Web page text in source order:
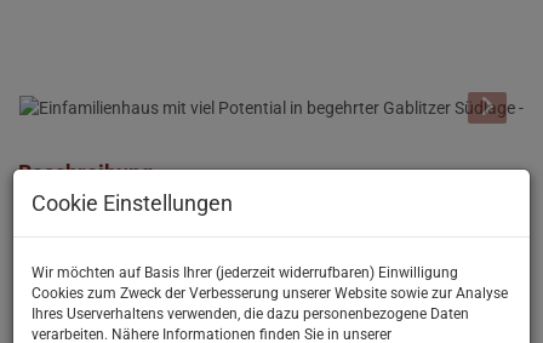
Beschreibung
Das zum Verkauf stehende Einfamilienhaus wurde 1979 in
Ziegelmassivbauweise errichtet und befindet sich in der attraktiven
Wienerwaldgemeinde Gablitz.
Cookie Einstellungen
Wir möchten auf Basis Ihrer (jederzeit widerrufbaren) Einwilligung
Cookies zum Zweck der Verbesserung unserer Website sowie zur Analyse
Ihres Userverhaltens verwenden, die dazu personenbezogene Daten
verarbeiten. Nähere Informationen finden Sie in unserer